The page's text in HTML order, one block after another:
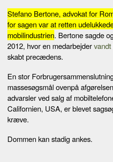
Stefano Bertone, advokat for
for sagen var at retten
mobilindustrien. Bertone sagde
2012, hvor en medarbejder
skabt precædens.
En stor
massesøgsmål ovenpå
advarsler ved salg af
Californien, USA, er blevet
kræve.
Dommen kan stadig ankes.